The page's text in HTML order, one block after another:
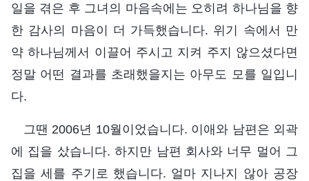
일을 겪은 후 그녀의 마음속에는 오히려 하나님을 향
한 감사의 마음이 더 가득했습니다. 위기 속에서 만
약 하나님께서 이끌어 주시고 지켜 주지 않으셨다면
정말 어떤 결과를 초래했을지는 아무도 모를 일입니
다.
그땐 2006년 10월이었습니다. 이애와 남편은 외곽
에 집을 샀습니다. 하지만 남편 회사와 너무 멀어 그
집을 세를 주기로 했습니다. 얼마 지나지 않아 공장